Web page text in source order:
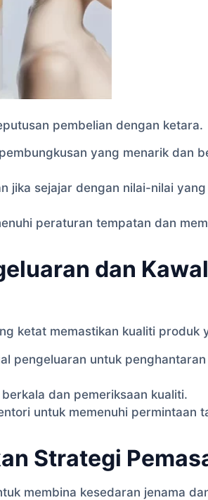
pembelian dengan ketara.
yang menarik dan
jika sejajar dengan nilai-nilai
peraturan tempatan dan
dan
ketat memastikan kualiti produk
pengeluaran untuk
dan pemeriksaan kualiti.
untuk memenuhi permintaan
Strategi
membina kesedaran jenama